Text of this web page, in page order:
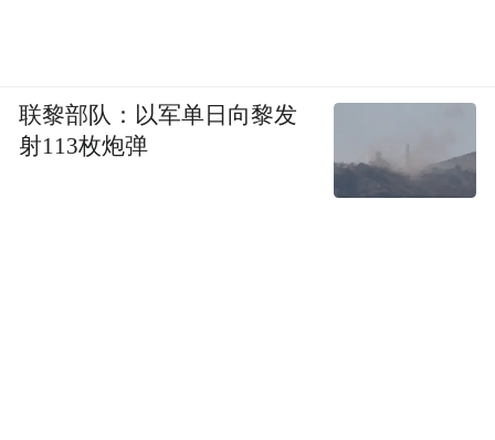
联黎部队：以军单日向黎发
射113枚炮弹